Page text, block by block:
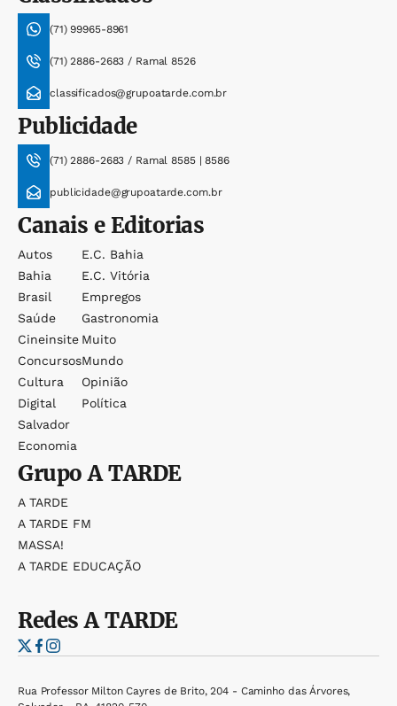
(71) 99965-8961
(71) 2886-2683 / Ramal 8526
classificados@grupoatarde.com.br
Publicidade
(71) 2886-2683 / Ramal 8585 | 8586
publicidade@grupoatarde.com.br
Canais e Editorias
Autos
Bahia
Brasil
Saúde
Cineinsite
Concursos
Cultura
Digital
Salvador
Economia
E.c. Bahia
E.c. Vitória
Empregos
Gastronomia
Muito
Mundo
Opinião
Política
GrupoA TARDE
A TARDE
A TARDE FM
MASSA!
A TARDE EDUCAÇÃO
RedesA TARDE
Rua Professor Milton Cayres de Brito, 204 - Caminho das Árvores,